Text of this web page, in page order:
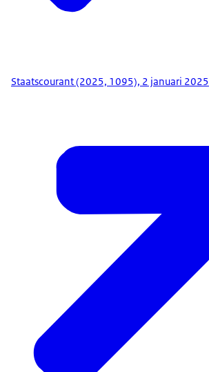
Staatscourant (2025, 1095), 2 januari 2025